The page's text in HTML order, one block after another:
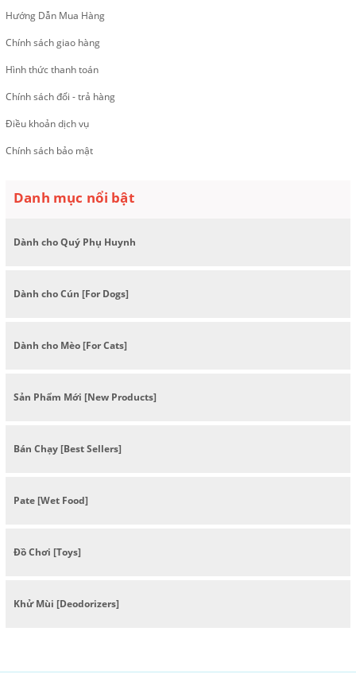
Hướng Dẫn Mua Hàng
Chính sách giao hàng
Hình thức thanh toán
Chính sách đổi - trả hàng
Điều khoản dịch vụ
Chính sách bảo mật
Danh mục nổi bật
Dành cho Quý Phụ Huynh
Dành cho Cún [For Dogs]
Dành cho Mèo [For Cats]
Sản Phẩm Mới [New Products]
Bán Chạy [Best Sellers]
Pate [Wet Food]
Đồ Chơi [Toys]
Khử Mùi [Deodorizers]